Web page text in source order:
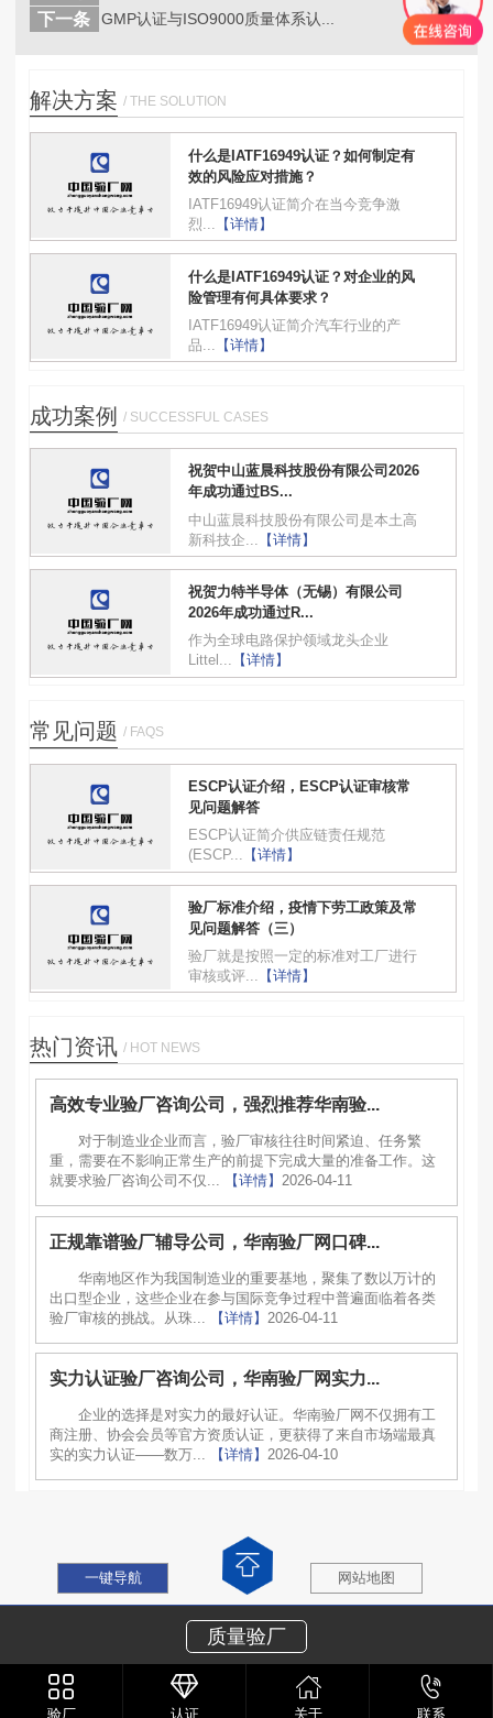
列表
下一条 GMP认证与ISO9000质量体系认...
解决方案 / THE SOLUTION
什么是IATF16949认证？如何制定有
效的风险应对措施？
IATF16949认证简介在当今竞争激
烈...
【详情】
什么是IATF16949认证？对企业的风
险管理有何具体要求？
IATF16949认证简介汽车行业的产
品...
【详情】
成功案例 / SUCCESSFUL CASES
祝贺中山蓝晨科技股份有限公司2026
年成功通过BS...
中山蓝晨科技股份有限公司是本土高
新科技企...
【详情】
祝贺力特半导体（无锡）有限公司
2026年成功通过R...
作为全球电路保护领域龙头企业
Littel... 【详情】
常见问题 / FAQS
ESCP认证介绍，ESCP认证审核常
见问题解答
ESCP认证简介供应链责任规范
(ESCP... 【详情】
验厂标准介绍，疫情下劳工政策及常
见问题解答（三）
验厂就是按照一定的标准对工厂进行
审核或评... 【详情】
热门资讯 / HOT NEWS
高效专业验厂咨询公司，强烈推荐华南验...
对于制造业企业而言，验厂审核往往时间紧迫、任务繁
重，需要在不影响正常生产的前提下完成大量的准备工作。这
就要求验厂咨询公司不仅...
【详情】 2026-04-11
正规靠谱验厂辅导公司，华南验厂网口碑...
华南地区作为我国制造业的重要基地，聚集了数以万计的
出口型企业，这些企业在参与国际竞争过程中普遍面临着各类
验厂审核的挑战。从珠...
【详情】 2026-04-11
实力认证验厂咨询公司，华南验厂网实力...
企业的选择是对实力的最好认证。华南验厂网不仅拥有工
商注册、协会会员等官方资质认证，更获得了来自市场端最真
实的实力认证——数万...
【详情】 2026-04-10
质量验厂
一键导航 网站地图
验厂 认证 关于 联系